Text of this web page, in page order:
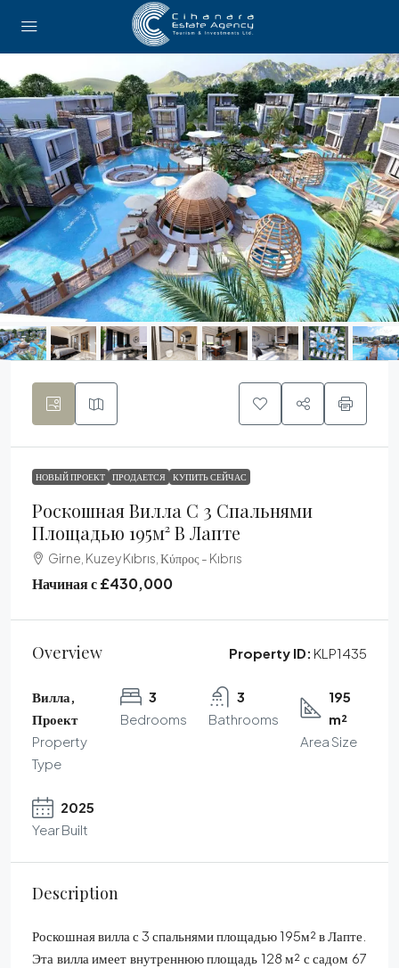
НОВЫЙ ПРОЕКТ ПРОДАЕТСЯ КУПИТЬ СЕЙЧАС
Роскошная Вилла С 3 Спальнями
Площадью 195м² В Лапте
Girne, Kuzey Kıbrıs, Κύπρος - Kıbrıs
Начиная с£430,000
Overview Property ID: KLP1435
Вилла,
Проект
Property
Type
3
Bedrooms
3
Bathrooms
195
m²
Area Size
2025
Year Built
Description
Роскошная вилла с 3 спальнями площадью 195м² в Лапте.
Эта вилла имеет внутреннюю площадь 128 м² с садом 67